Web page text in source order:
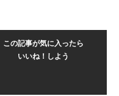
この記事が気に入ったら
いいね！しよう